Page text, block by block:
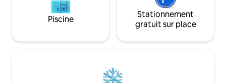
Piscine
Stationnement
gratuit sur place